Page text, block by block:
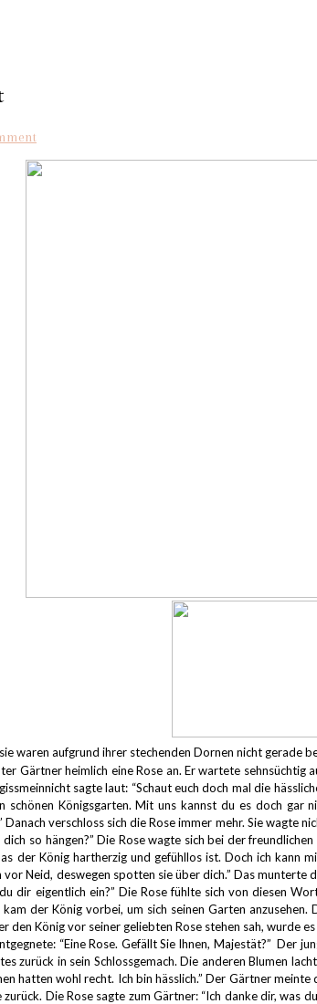
waren aufgrund ihrer stechenden Dornen nicht gerade
Gärtner heimlich eine Rose an. Er wartete sehnsüchtig
sagte laut: “Schaut euch doch mal die
schönen Königsgarten.Mit uns kannst du es doch gar
Danach verschloss sich die Rose immer mehr. Sie wagte
so hängen?”Die Rose wagte sich bei der
der König hartherzig und gefühllos ist. Doch ich kann
Neid, deswegen spotten sie über dich.” Das munterte
dir eigentlich ein?” Die Rose fühlte sich von diesen
kam der König vorbei, um sich seinen Garten anzusehen.
den König vor seiner geliebten Rose stehen sah, wurde
“Eine Rose. Gefällt Sie Ihnen, Majestät?”Der
zurück in sein Schlossgemach.Die anderen Blumen
hatten wohl recht. Ich bin hässlich.”Der Gärtner meinte
Die Rose sagte zum Gärtner: “Ich danke dir, was